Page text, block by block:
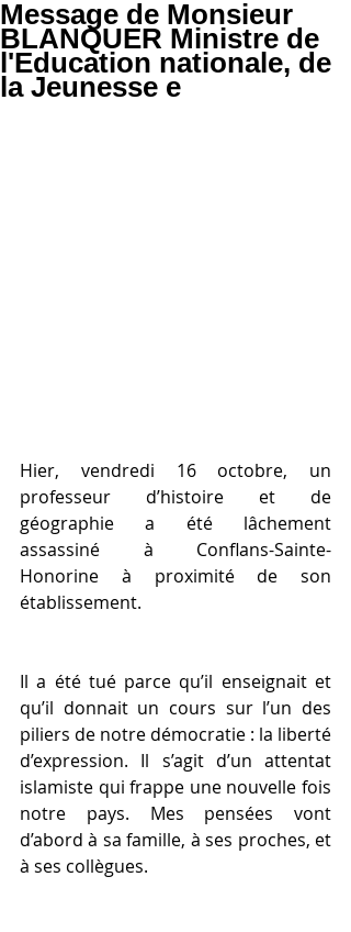
Message de Monsieur
BLANQUER Ministre de
l'Education nationale, de
la Jeunesse e
Hier, vendredi 16 octobre, un
professeur d’histoire et de
géographie a été lâchement
assassiné à Conflans-Sainte-
Honorine à proximité de son
établissement.
Il a été tué parce qu’il enseignait et
qu’il donnait un cours sur l’un des
piliers de notre démocratie : la liberté
d’expression. Il s’agit d’un attentat
islamiste qui frappe une nouvelle fois
notre pays. Mes pensées vont
d’abord à sa famille, à ses proches, et
à ses collègues.